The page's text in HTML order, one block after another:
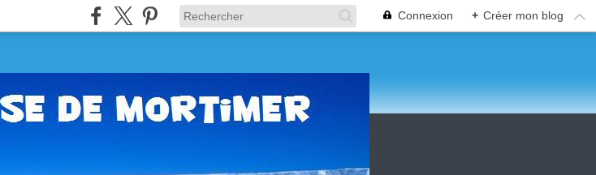
Connexion + Créer mon blog